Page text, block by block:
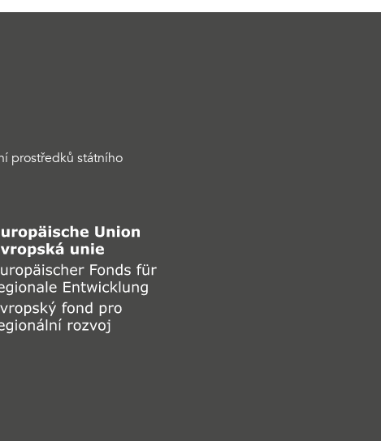
prostředků státního